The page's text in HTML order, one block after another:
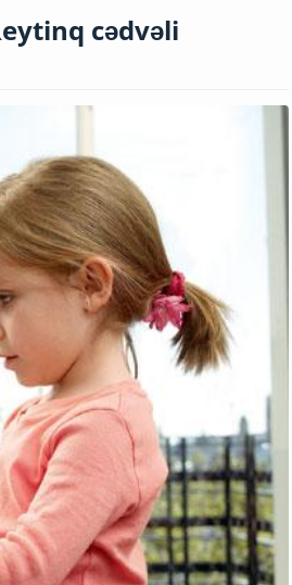
cədvəli